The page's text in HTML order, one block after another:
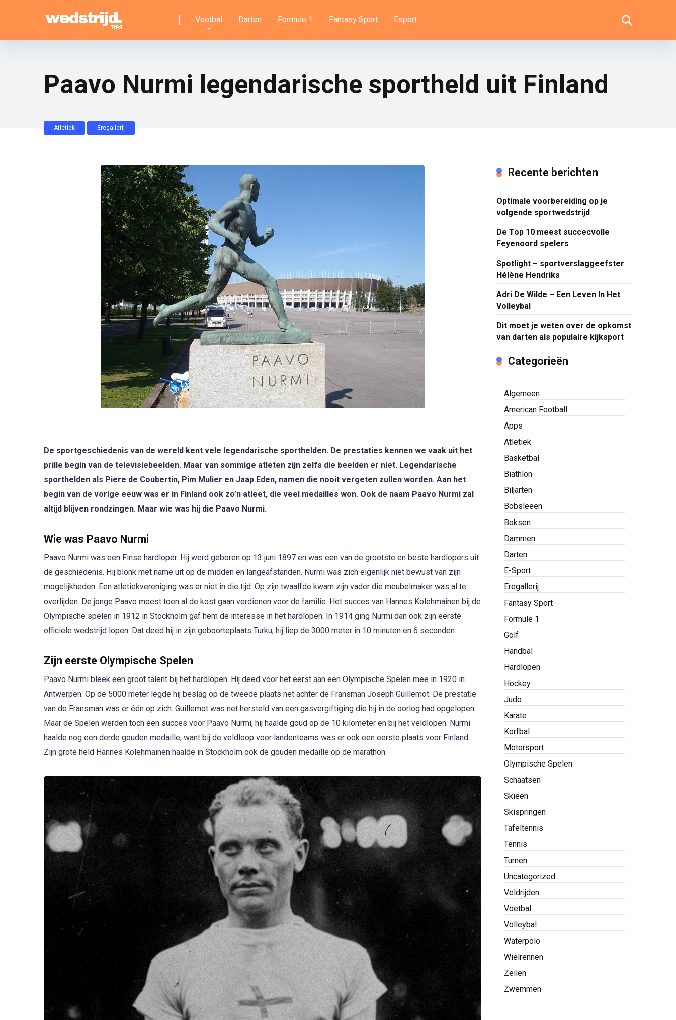
Voetbal Darten Formule 1 Fantasy Sport Esport
Paavo Nurmi legendarische sportheld uit Finland
Atletiek Eregallerij
De sportgeschiedenis van de wereld kent vele legendarische sporthelden. De prestaties kennen we vaak uit het
prille begin van de televisiebeelden. Maar van sommige atleten zijn zelfs die beelden er niet. Legendarische
sporthelden als Piere de Coubertin, Pim Mulier en Jaap Eden, namen die nooit vergeten zullen worden. Aan het
begin van de vorige eeuw was er in Finland ook zo’n atleet, die veel medailles won. Ook de naam Paavo Nurmi zal
altijd blijven rondzingen. Maar wie was hij die Paavo Nurmi.
Wie was Paavo Nurmi
Paavo Nurmi was een Finse hardloper. Hij werd geboren op 13 juni 1897 en was een van de grootste en beste hardlopers uit
de geschiedenis. Hij blonk met name uit op de midden en langeafstanden. Nurmi was zich eigenlijk niet bewust van zijn
mogelijkheden. Een atletiekvereniging was er niet in die tijd. Op zijn twaalfde kwam zijn vader die meubelmaker was al te
overlijden. De jonge Paavo moest toen al de kost gaan verdienen voor de familie. Het succes van Hannes Kolehmainen bij de
Olympische spelen in 1912 in Stockholm gaf hem de interesse in het hardlopen. In 1914 ging Nurmi dan ook zijn eerste
officiële wedstrijd lopen. Dat deed hij in zijn geboorteplaats Turku, hij liep de 3000 meter in 10 minuten en 6 seconden.
Zijn eerste Olympische Spelen
Paavo Nurmi bleek een groot talent bij het hardlopen. Hij deed voor het eerst aan een Olympische Spelen mee in 1920 in
Antwerpen. Op de 5000 meter legde hij beslag op de tweede plaats net achter de Fransman Joseph Guillemot. De prestatie
van de Fransman was er één op zich. Guillemot was net hersteld van een gasvergiftiging die hij in de oorlog had opgelopen.
Maar de Spelen werden toch een succes voor Paavo Nurmi, hij haalde goud op de 10 kilometer en bij het veldlopen. Nurmi
haalde nog een derde gouden medaille, want bij de veldloop voor landenteams was er ook een eerste plaats voor Finland.
Zijn grote held Hannes Kolehmainen haalde in Stockholm ook de gouden medaille op de marathon.
Recente berichten
Optimale voorbereiding op je
volgende sportwedstrijd
De Top 10 meest succecvolle
Feyenoord spelers
Spotlight – sportverslaggeefster
Hélène Hendriks
Adri De Wilde – Een Leven In Het
Volleybal
Dit moet je weten over de opkomst
van darten als populaire kijksport
Categorieën
Algemeen
American Football
Apps
Atletiek
Basketbal
Biathlon
Biljarten
Bobsleeën
Boksen
Dammen
Darten
E-Sport
Eregallerij
Fantasy Sport
Formule 1
Golf
Handbal
Hardlopen
Hockey
Judo
Karate
Korfbal
Motorsport
Olympische Spelen
Schaatsen
Skieën
Skispringen
Tafeltennis
Tennis
Turnen
Uncategorized
Veldrijden
Voetbal
Volleybal
Waterpolo
Wielrennen
Zeilen
Zwemmen